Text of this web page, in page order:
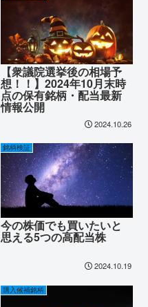
【衆議院選挙後の相場予
想！！】2024年10月末時
点の保有銘柄・配当最新
情報公開
2024.10.26
銘柄検証
今の株価でも買いたいと
思える5つの高配当株
2024.10.19
購入候補銘柄